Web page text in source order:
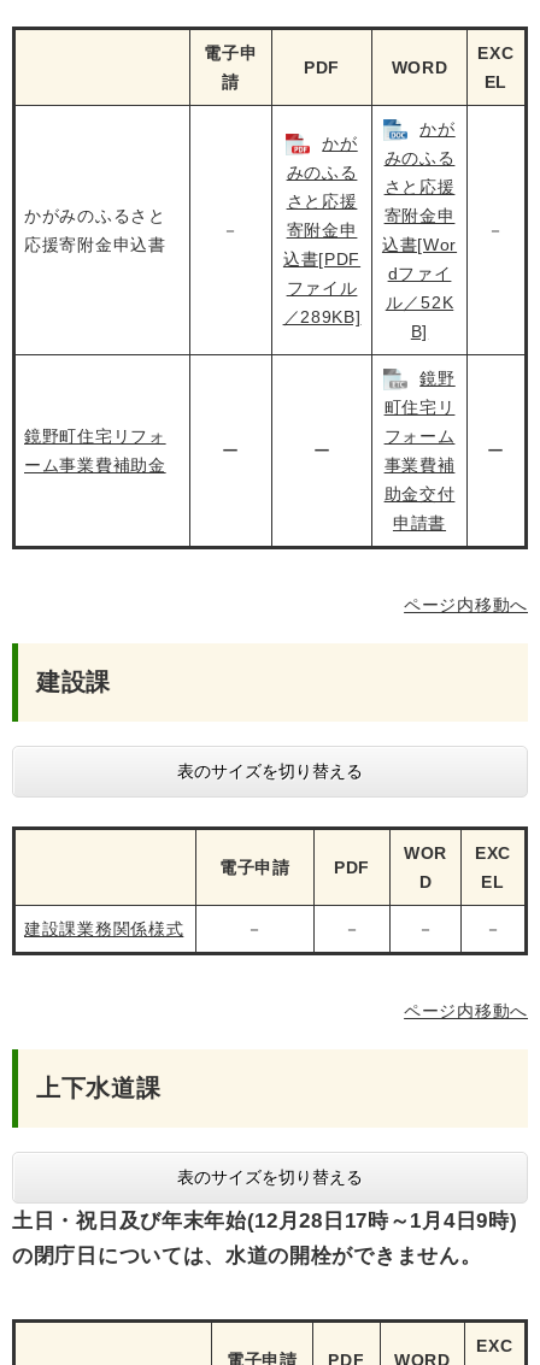
電子申
請
PDF WORD
EXC
EL
かがみのふるさと
応援寄附金申込書
－
かが
みのふる
さと応援
寄附金申
込書[PDF
ファイル
／289KB]
かが
みのふる
さと応援
寄附金申
込書[Wor
dファイ
ル／52K
B]
－
鏡野町住宅リフォ
ーム事業費補助金
ー ー
鏡野
町住宅リ
フォーム
事業費補
助金交付
申請書
ー
ページ内移動へ
建設課
表のサイズを切り替える
電子申請 PDF
WOR
D
EXC
EL
建設課業務関係様式 － － － －
ページ内移動へ
上下水道課
表のサイズを切り替える
土日・祝日及び年末年始(12月28日17時～1月4日9時)
の閉庁日については、水道の開栓ができません。
電子申請 PDF WORD
EXC